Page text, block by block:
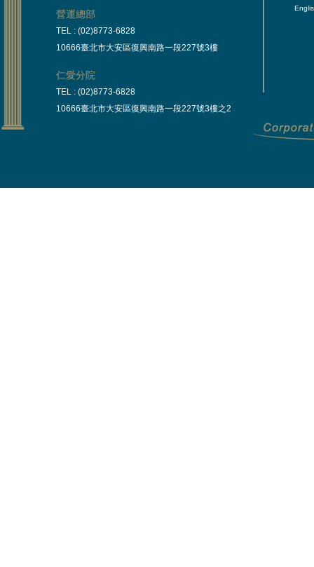
營運總部
TEL : (02)8773-6828
10666臺北市大安區復興南路一段227號3樓
仁愛分院
TEL : (02)8773-6828
10666臺北市大安區復興南路一段227號3樓之2